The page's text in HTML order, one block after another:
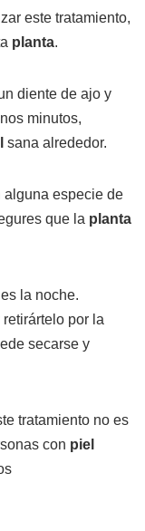
este tratamiento,
planta.
diente de ajo y
minutos,
sana alrededor.
alguna especie de
que la planta
la noche.
por la
secarse y
tratamiento no es
con piel